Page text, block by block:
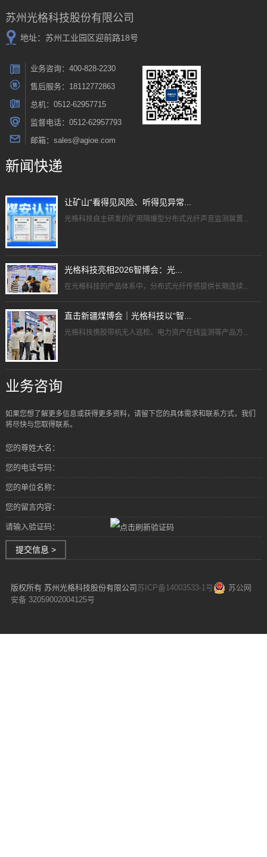
苏州光格科技股份有限公司
地址：苏州工业园区迎前路18号
业务咨询：400-828-2230
售后服务：18112772863
总机：0512-62957715
监督电话：0512-62957793
邮箱：sales@agioe.com
新闻快递
让矿山“看得见风险、听得见异常...
光格科技自主研发的矿用隔爆型分布式光纤声音监测装置...
光格科技亮相2026智博会：光...
在光格科技的产品体系中，分布式光纤传感提供长期连续...
直击新疆煤博会｜光格科技以“智...
光格科技携胶带机无人巡检、电力资产在线监测等产品方...
业务咨询
如果您想了解更多信息或获得更多资料，请留下您的具体需求和联系方式，我们
将尽快与您取得联系。
您的尊姓大名：
您的电话号码：
您的单位名称：
您的留言内容：
请输入验证码：
提交信息 >
版权所有 苏州光格科技股份有限公司苏ICP备14003533-1号
苏公网
安备 32059002004125号